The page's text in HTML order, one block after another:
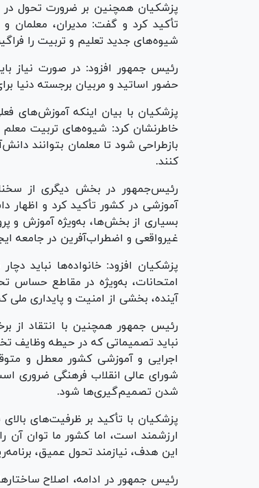
پزشکیان همچنین بر ضرورت تحول در
تأکید کرد و گفت: مدیران، معلمان
شیوه‌های جدید تعلیم و تربیت را
رئیس جمهور افزود: در صورت نیاز
حضور اساتید و مربیان برجسته دنیا
پزشکیان با بیان اینکه آموزش‌های
خاطرنشان کرد: شیوه‌های تربیت معلم
بازطراحی شود تا معلمان بتوانند
کنند.
رئیس‌جمهور در بخش دیگری از
آموزشی در کشور تأکید کرد و اظهار
بسیاری از بخش‌ها، به‌ویژه آموزش و
غیرواقعی و اضطراب‌آفرین در جامعه
پزشکیان افزود: خانواده‌ها نباید
امتحانات، به‌ویژه در مقاطع حساس
آینده، بخشی از امنیت و پایداری
رئیس جمهور همچنین با انتقاد از
نباید تصمیماتی که در حیطه وظایف
اجرایی و آموزشی کشور معطل و
شورای عالی انقلاب فرهنگی ضروری
شدن تصمیم‌گیری‌ها شود.
پزشکیان با تأکید بر ظرفیت‌های
ارزشمند است، اما کشور ما توان آن
این هدف، نیازمند تحول عمیق،
رئیس جمهور در ادامه، اصلاح